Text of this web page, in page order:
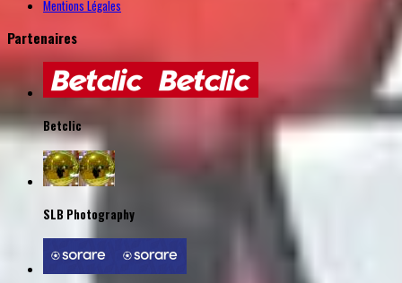
Mentions Légales
Partenaires
Betclic
SLB Photography